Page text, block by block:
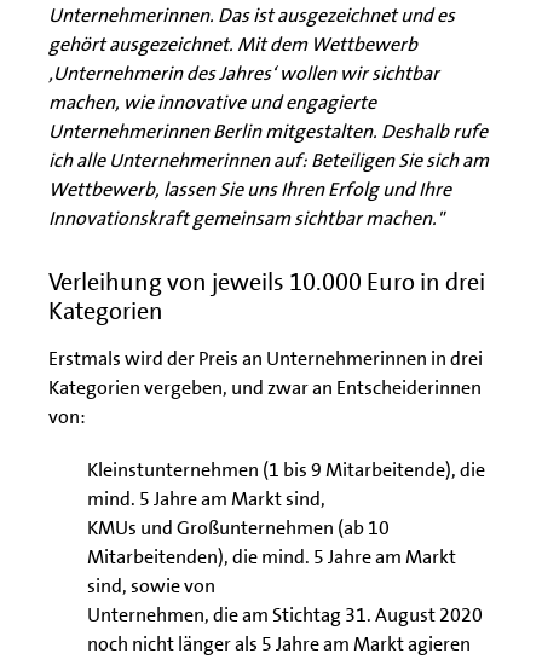
Unternehmerinnen. Das ist ausgezeichnet und es
gehört ausgezeichnet. Mit dem Wettbewerb
‚Unternehmerin des Jahres‘ wollen wir sichtbar
machen, wie innovative und engagierte
Unternehmerinnen Berlin mitgestalten. Deshalb rufe
ich alle Unternehmerinnen auf: Beteiligen Sie sich am
Wettbewerb, lassen Sie uns Ihren Erfolg und Ihre
Innovationskraft gemeinsam sichtbar machen."
Verleihung von jeweils 10.000 Euro in drei
Kategorien
Erstmals wird der Preis an Unternehmerinnen in drei
Kategorien vergeben, und zwar an Entscheiderinnen
von:
Kleinstunternehmen (1 bis 9 Mitarbeitende), die
mind. 5 Jahre am Markt sind,
KMUs und Großunternehmen (ab 10
Mitarbeitenden), die mind. 5 Jahre am Markt
sind, sowie von
Unternehmen, die am Stichtag 31. August 2020
noch nicht länger als 5 Jahre am Markt agieren